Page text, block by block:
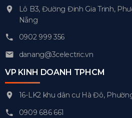
Lô B3, Đường Đinh Gia Trinh,
Nẵng
0902 999 356
danang@3celectric.vn
VP KINH DOANH TPHCM
16-LK2 khu dân cư Hà Đô,
0909 686 661